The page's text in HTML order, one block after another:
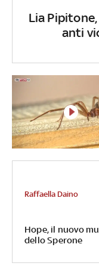
Lia
anti
Hope, il nuovo
dello Sperone
Raffaella Daino